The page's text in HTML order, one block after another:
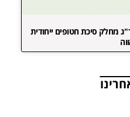
מחלק סיכת חטופים ייחודית